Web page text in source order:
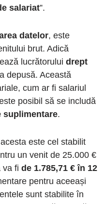
salariat”.
datelor, este
brut. Adică
lucrătorului drept
depusă. Această
cum ar fi salariul
posibil să se includă
suplimentare.
este cel stabilit
un venit de 25.000 €
va fi de 1.785,71 € în 12
pentru aceeași
sunt stabilite în